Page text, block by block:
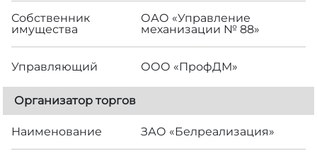
Собственник
имущества
ОАО «Управление
механизации № 88»
Управляющий ООО «ПрофДМ»
Организатор торгов
Наименование ЗАО «Белреализация»